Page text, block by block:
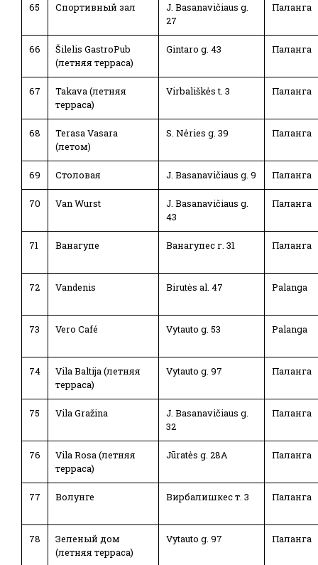
65 Спортивный зал
J. Basanavičiaus g.
27
Паланга
66
Šilelis GastroPub
(летняя терраса)
Gintaro g. 43 Паланга
67
Takava (летняя
терраса)
Virbališkės t. 3 Паланга
68
Terasa Vasara
(летом)
S. Nėries g. 39 Паланга
69 Столовая J. Basanavičiaus g. 9 Паланга
70 Van Wurst
J. Basanavičiaus g.
43
Паланга
71 Ванагупе Ванагупес г. 31 Паланга
72 Vandenis Birutės al. 47 Palanga
73 Vero Café Vytauto g. 53 Palanga
74
Vila Baltija (летняя
терраса)
Vytauto g. 97 Паланга
75 Vila Gražina
J. Basanavičiaus g.
32
Паланга
76
Vila Rosa (летняя
терраса)
Jūratės g. 28A Паланга
77 Волунге Вирбалишкес т. 3 Паланга
78
Зеленый дом
(летняя терраса)
Vytauto g. 97 Паланга